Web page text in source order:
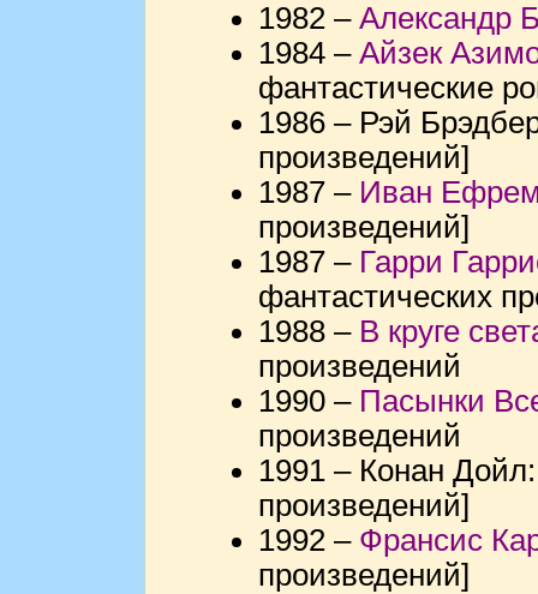
1982 – Александр
1984 – Айзек
фантастические
1986 – Рэй
произведений]
1987 – Иван
произведений]
1987 – Гарри
фантастических
1988 – В круге
произведений
1990 – Пасынки
произведений
1991 – Конан
произведений]
1992 – Франсис
произведений]